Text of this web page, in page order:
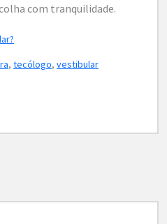
com tranquilidade.
, tecólogo, vestibular